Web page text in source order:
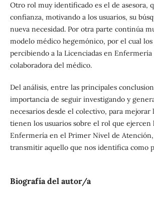
Otro rol muy identificado es el de asesora,
confianza, motivando a los usuarios, su
nueva necesidad. Por otra parte continúa
modelo médico hegemónico, por el cual los
percibiendo a la Licenciadas en Enfermería
colaboradora del médico.
Del análisis, entre las principales
importancia de seguir investigando y
necesarios desde el colectivo, para mejorar
tienen los usuarios sobre el rol que ejercen
Enfermería en el Primer Nivel de
transmitir aquello que nos identifica como
Biografía del autor/a